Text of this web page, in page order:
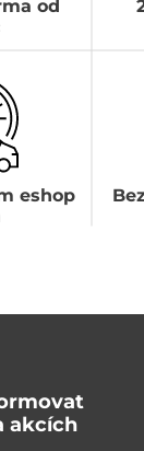
od
eshop
akcích